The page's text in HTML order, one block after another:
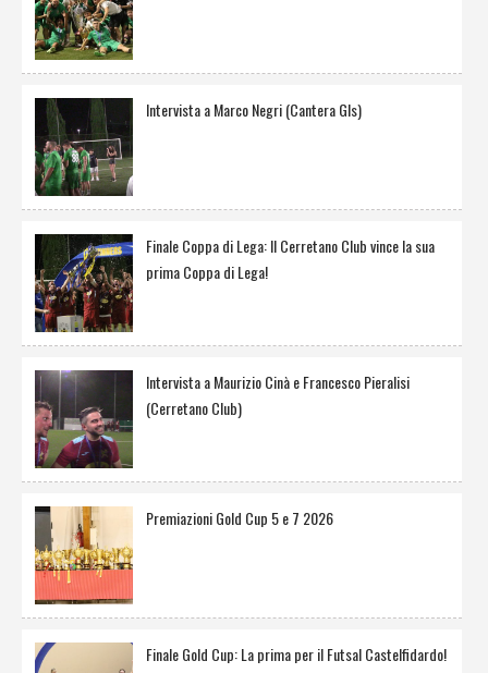
Intervista a Marco Negri (Cantera Gls)
Finale Coppa di Lega: Il Cerretano Club vince la sua
prima Coppa di Lega!
Intervista a Maurizio Cinà e Francesco Pieralisi
(Cerretano Club)
Premiazioni Gold Cup 5 e 7 2026
Finale Gold Cup: La prima per il Futsal Castelfidardo!